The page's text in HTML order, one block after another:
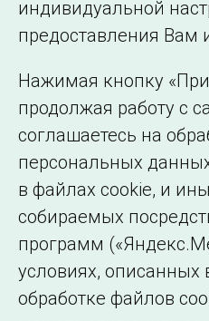
©2005–2026 АО «СО ЕЭС»
индивидуальной
предоставления Вам
Нажимая кнопку
продолжая работу с
соглашаетесь на
персональных
в файлах cookie, и
собираемых
программ
условиях, описанных
обработке файлов